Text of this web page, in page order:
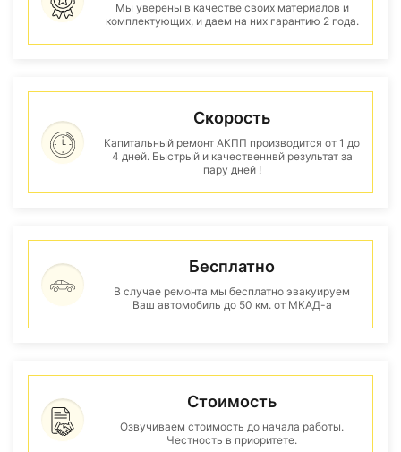
Мы уверены в качестве своих материалов и
комплектующих, и даем на них гарантию 2 года.
Скорость
Капитальный ремонт АКПП производится от 1 до
4 дней. Быстрый и качественнвй результат за
пару дней !
Бесплатно
В случае ремонта мы бесплатно эвакуируем
Ваш автомобиль до 50 км. от МКАД-а
Стоимость
Озвучиваем стоимость до начала работы.
Честность в приоритете.